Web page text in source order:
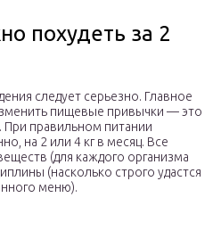
похудеть за 2
следует серьезно. Главное
пищевые привычки — это
При правильном питании
на 2 или 4 кг в месяц. Все
(для каждого организма
(насколько строго удастся
меню).